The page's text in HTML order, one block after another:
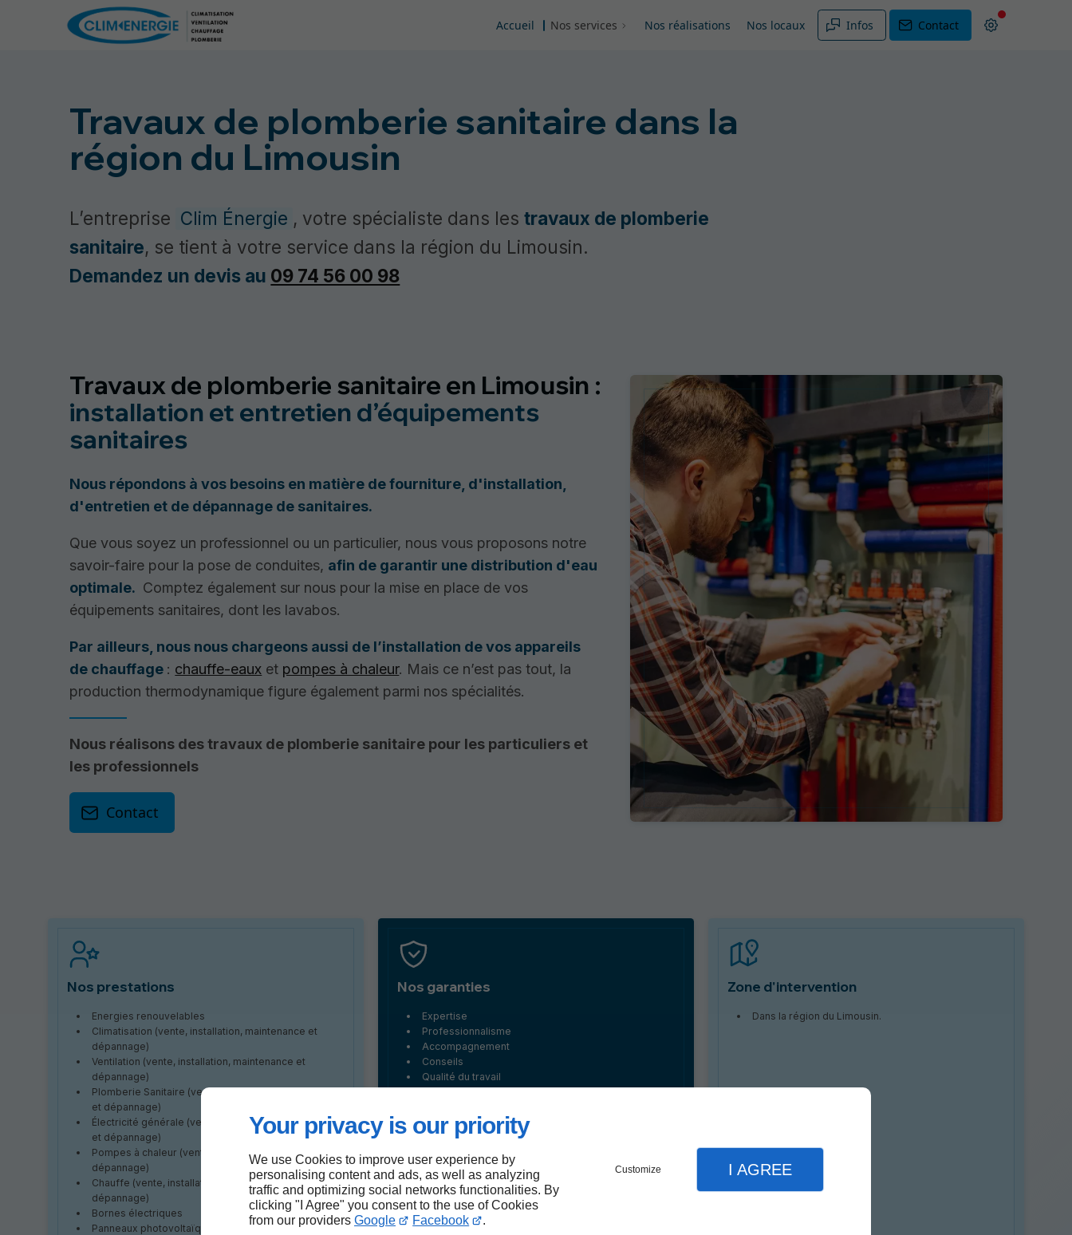
Your privacy is our priority
We use Cookies to improve user experience by
personalising content and ads, as well as analyzing
traffic and optimizing social networks functionalities. By
clicking "I Agree" you consent to the use of Cookies
from our providers Google Facebook .
Customize I AGREE
Accueil Nos services Nos réalisations Nos locaux Infos Contact
Travaux de plomberie sanitaire dans la
région du Limousin
L’entreprise Clim Énergie , votre spécialiste dans les travaux de plomberie
sanitaire, se tient à votre service dans la région du Limousin.
Demandez un devis au 09 74 56 00 98
Travaux de plomberie sanitaire en Limousin :
installation et entretien d’équipements
sanitaires
Nous répondons à vos besoins en matière de fourniture, d'installation,
d'entretien et de dépannage de sanitaires.
Que vous soyez un professionnel ou un particulier, nous vous proposons notre
savoir-faire pour la pose de conduites, afin de garantir une distribution d'eau
optimale. Comptez également sur nous pour la mise en place de vos
équipements sanitaires, dont les lavabos.
Par ailleurs, nous nous chargeons aussi de l’installation de vos appareils
de chauffage : chauffe-eaux et pompes à chaleur. Mais ce n’est pas tout, la
production thermodynamique figure également parmi nos spécialités.
Nous réalisons des travaux de plomberie sanitaire pour les particuliers et
les professionnels
Contact
Nos prestations
Energies renouvelables
Climatisation (vente, installation, maintenance et
dépannage)
Ventilation (vente, installation, maintenance et
dépannage)
Plomberie Sanitaire (vente, installation, maintenance
et dépannage)
Électricité générale (vente, installation, maintenance
et dépannage)
Pompes à chaleur (vente, installation, maintenance et
dépannage)
Chauffe (vente, installation, maintenance et
dépannage)
Bornes électriques
Panneaux photovoltaïques
Nos garanties
Expertise
Professionnalisme
Accompagnement
Conseils
Qualité du travail
Zone d'intervention
Dans la région du Limousin.